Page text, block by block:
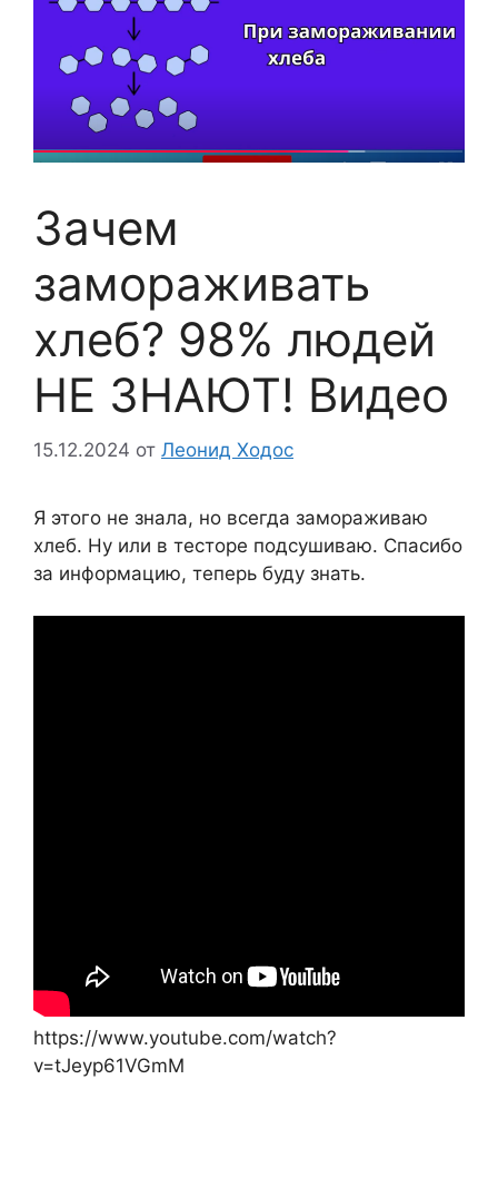
Зачем
замораживать
хлеб? 98% людей
НЕ ЗНАЮТ! Видео
15.12.2024 от Леонид Ходос
Я этого не знала, но всегда замораживаю
хлеб. Ну или в тесторе подсушиваю. Спасибо
за информацию, теперь буду знать.
https://www.youtube.com/watch?
v=tJeyp61VGmM